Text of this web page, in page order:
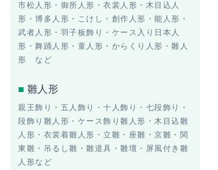
市松人形・御所人形・衣裳人形・木目込人
形・博多人形・こけし・創作人形・能人形・
武者人形・羽子板飾り・ケース入り日本人
形・舞踊人形・童人形・からくり人形・雛人
形 など
雛人形
親王飾り・五人飾り・十人飾り・七段飾り・
段飾り雛人形・ケース飾り雛人形・木目込雛
人形・衣裳着雛人形・立雛・座雛・京雛・関
東雛・吊るし雛・雛道具・雛壇・屏風付き雛
人形など